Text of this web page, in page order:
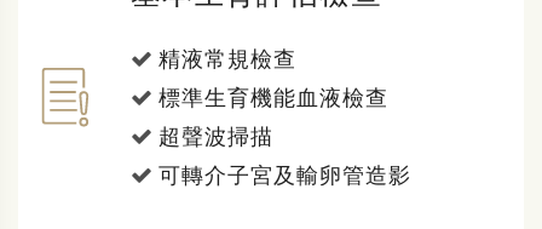
精液常規檢查
標準生育機能血液檢查
超聲波掃描
可轉介子宮及輸卵管造影